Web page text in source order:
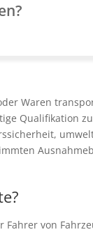
Waren
Qualifikation
von